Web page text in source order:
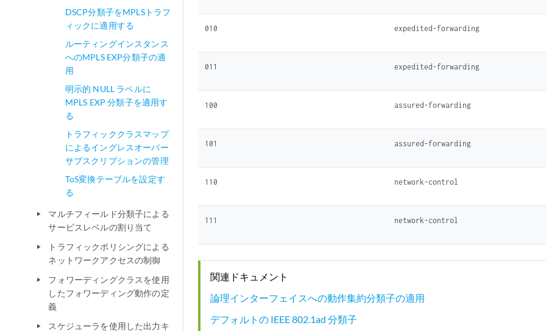
DSCP分類子をMPLSトラフ
ィックに適用する
ルーティングインスタンス
へのMPLS EXP分類子の適
用
明示的 NULL ラベルに
MPLS EXP 分類子を適用す
る
トラフィッククラスマップ
によるイングレスオーバー
サブスクリプションの管理
ToS変換テーブルを設定す
る
play_arrow
マルチフィールド分類子による
サービスレベルの割り当て
play_arrow
トラフィックポリシングによる
ネットワークアクセスの制御
play_arrow
フォワーディングクラスを使用
したフォワーディング動作の定
義
play_arrow
スケジューラを使用した出力キ
010 expedited-forwarding
011 expedited-forwarding
100 assured-forwarding
101 assured-forwarding
110 network-control
111 network-control
関連ドキュメント
論理インターフェイスへの動作集約分類子の適用
デフォルトの IEEE 802.1ad 分類子